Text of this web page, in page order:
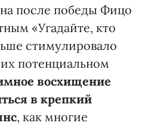
после победы Фицо
«Угадайте, кто
стимулировало
потенциальном
восхищение
в крепкий
, как многие